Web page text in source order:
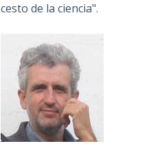
cesto de la ciencia".